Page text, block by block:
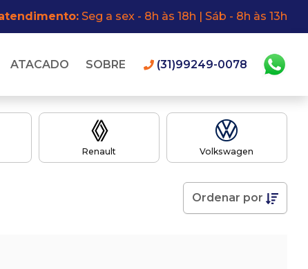
Seg a sex - 8h às 18h | Sáb - 8h às 13h
ATACADO SOBRE (31)99249-0078
Renault Volkswagen
Ordenar por